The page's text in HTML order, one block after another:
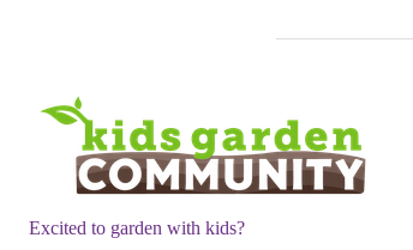
Excited to garden with kids?